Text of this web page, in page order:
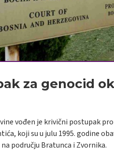
za genocid
vođen je krivični postupak
koji su u julu 1995. godine
području Bratunca i Zvornika.